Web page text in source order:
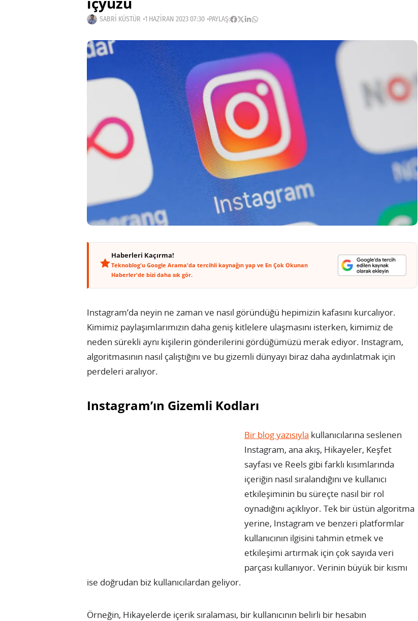
SABRI KÜSTÜR 1 HAZIRAN 2023 07:30 PAYLAŞ:
Haberleri Kaçırma!
Teknoblog'u Google Arama'da tercihli kaynağın yap ve En Çok Okunan
Haberler'de bizi daha sık gör.
Instagram’da neyin ne zaman ve nasıl göründüğü hepimizin kafasını kurcalıyor.
Kimimiz paylaşımlarımızın daha geniş kitlelere ulaşmasını isterken, kimimiz de
neden sürekli aynı kişilerin gönderilerini gördüğümüzü merak ediyor. Instagram,
algoritmasının nasıl çalıştığını ve bu gizemli dünyayı biraz daha aydınlatmak için
perdeleri aralıyor.
Instagram’ın Gizemli Kodları
Bir blog yazısıyla kullanıcılarına seslenen
Instagram, ana akış, Hikayeler, Keşfet
sayfası ve Reels gibi farklı kısımlarında
içeriğin nasıl sıralandığını ve kullanıcı
etkileşiminin bu süreçte nasıl bir rol
oynadığını açıklıyor. Tek bir üstün algoritma
yerine, Instagram ve benzeri platformlar
kullanıcının ilgisini tahmin etmek ve
etkileşimi artırmak için çok sayıda veri
parçası kullanıyor. Verinin büyük bir kısmı
ise doğrudan biz kullanıcılardan geliyor.
Örneğin, Hikayelerde içerik sıralaması, bir kullanıcının belirli bir hesabın